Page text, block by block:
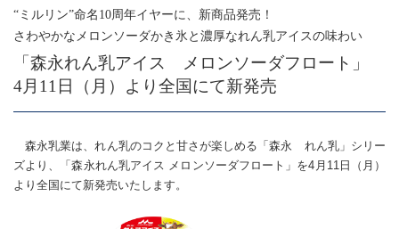
“ミルリン”命名10周年イヤーに、新商品発売！
さわやかなメロンソーダかき氷と濃厚なれん乳アイスの味わい
「森永れん乳アイス メロンソーダフロート」
4月11日（月）より全国にて新発売
森永乳業は、れん乳のコクと甘さが楽しめる「森永 れん乳」シリー
ズより、「森永れん乳アイス メロンソーダフロート」を4月11日（月）
より全国にて新発売いたします。